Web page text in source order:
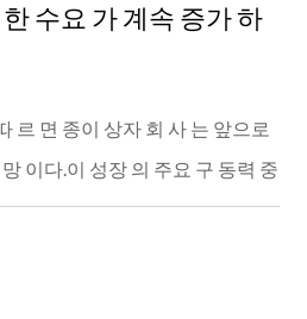
FRANÇAIS
ENGLISH
中文
수요 가 계속 증가 하
르 면 종이 상자 회 사 는 앞으로
이다.이 성장 의 주요 구 동력 중
의 성장 에서 나 올 것 이다.콘 세